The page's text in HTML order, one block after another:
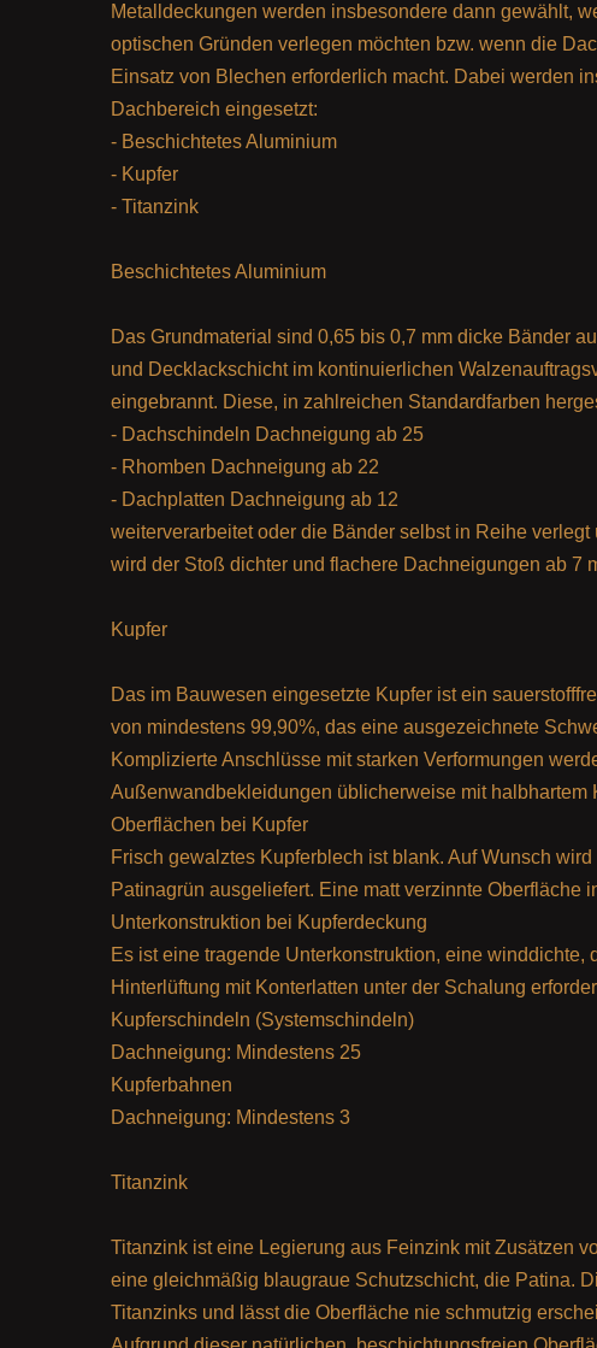
Metalldeckungen werden insbesondere dann gewählt,
optischen Gründen verlegen möchten bzw. wenn die
Einsatz von Blechen erforderlich macht. Dabei werden
Dachbereich eingesetzt:
- Beschichtetes Aluminium
- Kupfer
- Titanzink
Beschichtetes Aluminium
Das Grundmaterial sind 0,65 bis 0,7 mm dicke Bänder
und Decklackschicht im kontinuierlichen
eingebrannt. Diese, in zahlreichen Standardfarben
- Dachschindeln Dachneigung ab 25
- Rhomben Dachneigung ab 22
- Dachplatten Dachneigung ab 12
weiterverarbeitet oder die Bänder selbst in Reihe
wird der Stoß dichter und flachere Dachneigungen ab 7
Kupfer
Das im Bauwesen eingesetzte Kupfer ist ein
von mindestens 99,90%, das eine ausgezeichnete
Komplizierte Anschlüsse mit starken Verformungen
Außenwandbekleidungen üblicherweise mit halbhartem
Oberflächen bei Kupfer
Frisch gewalztes Kupferblech ist blank. Auf Wunsch
Patinagrün ausgeliefert. Eine matt verzinnte Oberfläche
Unterkonstruktion bei Kupferdeckung
Es ist eine tragende Unterkonstruktion, eine
Hinterlüftung mit Konterlatten unter der Schalung
Kupferschindeln (Systemschindeln)
Dachneigung: Mindestens 25
Kupferbahnen
Dachneigung: Mindestens 3
Titanzink
Titanzink ist eine Legierung aus Feinzink mit Zusätzen
eine gleichmäßig blaugraue Schutzschicht, die Patina.
Titanzinks und lässt die Oberfläche nie schmutzig